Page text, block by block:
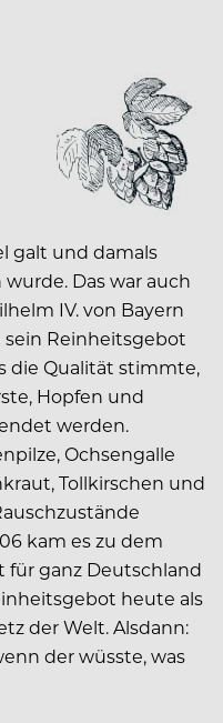
galt und damals
Das war auch
IV. von Bayern
sein Reinheitsgebot
die Qualität stimmte,
Hopfen und
werden.
Ochsengalle
Tollkirschen und
kam es zu dem
ganz Deutschland
heute als
der Welt. Alsdann:
der wüsste, was